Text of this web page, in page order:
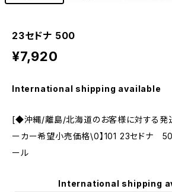
23セドナ 500
¥7,920
International shipping available
[◆沖縄/離島/北海道のお客様に対する発送
ーカー希望小売価格\0】101 23セドナ
ール
International shipping